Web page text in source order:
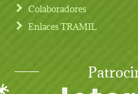
Colaboradores
Enlaces TRAMIL